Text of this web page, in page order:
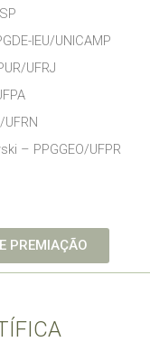
IEU/UNICAMP
UFRJ
– PPGGEO/UFPR
PREMIAÇÃO